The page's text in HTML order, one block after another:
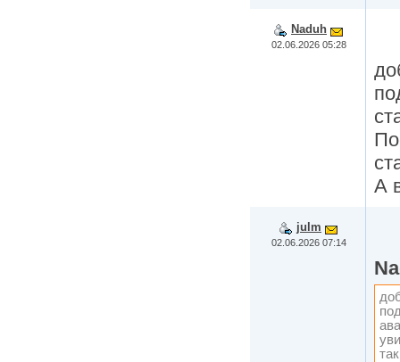
Naduh
02.06.2026 05:28
А
julm
02.06.2026 07:14